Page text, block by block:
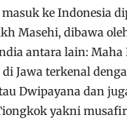
ke Indonesia
Masehi, dibawa
antara lain: Maha
Jawa terkenal
Dwipayana dan
yakni